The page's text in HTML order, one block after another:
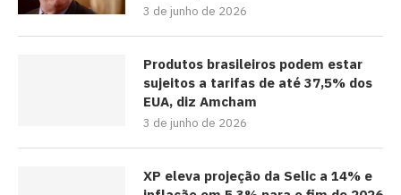
3 de junho de 2026
Produtos brasileiros podem estar
sujeitos a tarifas de até 37,5% dos
EUA, diz Amcham
3 de junho de 2026
XP eleva projeção da Selic a 14% e